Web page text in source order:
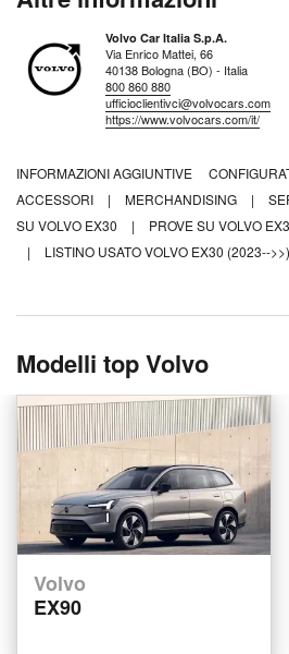
Volvo Car Italia S.p.A.
Via Enrico Mattei, 66
40138 Bologna (BO) - Italia
800 860 880
ufficioclientivci@volvocars.com
https://www.volvocars.com/it/
INFORMAZIONI AGGIUNTIVE
ACCESSORI
| MERCHANDISING |
SU VOLVO EX30
| PROVE SU VOLVO
|
LISTINO USATO VOLVO EX30 (2023-->>)
Modelli top Volvo
Volvo
EX90